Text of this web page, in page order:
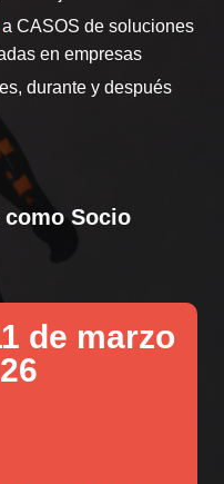
a CASOS de soluciones
en empresas
durante y después
como Socio
de marzo